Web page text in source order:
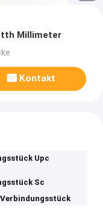
Millimeter
Kontakt
Upc
Sc